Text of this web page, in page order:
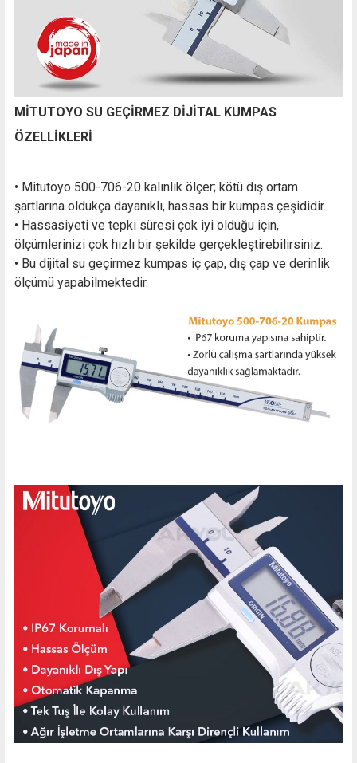
MİTUTOYO SU GEÇİRMEZ DİJİTAL KUMPAS
ÖZELLİKLERİ
• Mitutoyo 500-706-20 kalınlık ölçer; kötü dış ortam
şartlarına oldukça dayanıklı, hassas bir kumpas çeşididir.
• Hassasiyeti ve tepki süresi çok iyi olduğu için,
ölçümlerinizi çok hızlı bir şekilde gerçekleştirebilirsiniz.
• Bu dijital su geçirmez kumpas iç çap, dış çap ve derinlik
ölçümü yapabilmektedir.